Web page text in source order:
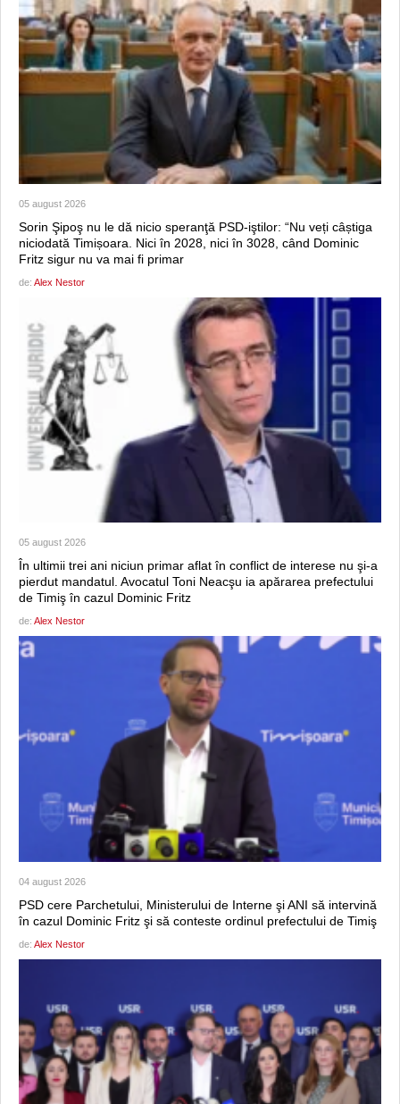
05 august 2026
Sorin Şipoş nu le dă nicio speranţă PSD-iştilor: “Nu veți câștiga
niciodată Timișoara. Nici în 2028, nici în 3028, când Dominic
Fritz sigur nu va mai fi primar
de: Alex Nestor
05 august 2026
În ultimii trei ani niciun primar aflat în conflict de interese nu şi-a
pierdut mandatul. Avocatul Toni Neacşu ia apărarea prefectului
de Timiş în cazul Dominic Fritz
de: Alex Nestor
04 august 2026
PSD cere Parchetului, Ministerului de Interne şi ANI să intervină
în cazul Dominic Fritz şi să conteste ordinul prefectului de Timiş
de: Alex Nestor